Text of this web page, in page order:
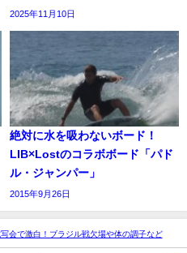
2025年11月10日
絶対に水を吸わないボード！
LIB×Lostのコラボボード「パド
ル・ジャンパー」
2015年9月26日
会で激白！ブラジル戦欠場や体の調子など